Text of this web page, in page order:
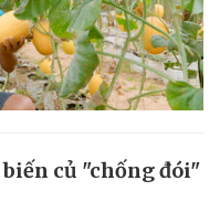
củ "chống đói"